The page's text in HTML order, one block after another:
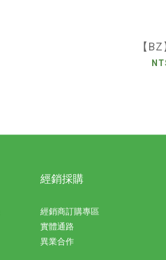
【
經銷採購
經銷商訂購專區
實體通路
異業合作